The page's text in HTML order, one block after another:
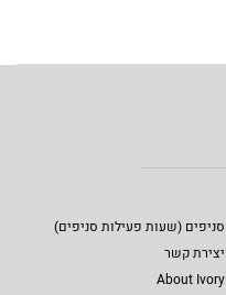
סניפים (שעות פעילות סניפים)
יצירת קשר
About Ivory